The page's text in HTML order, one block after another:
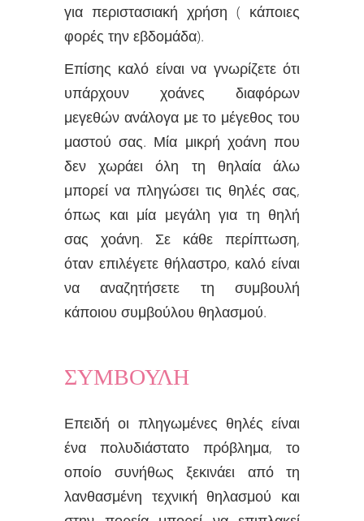
για περιστασιακή χρήση ( κάποιες
φορές την εβδομάδα).
Επίσης καλό είναι να γνωρίζετε ότι
υπάρχουν χοάνες διαφόρων
μεγεθών ανάλογα με το μέγεθος του
μαστού σας. Μία μικρή χοάνη που
δεν χωράει όλη τη θηλαία άλω
μπορεί να πληγώσει τις θηλές σας,
όπως και μία μεγάλη για τη θηλή
σας χοάνη. Σε κάθε περίπτωση,
όταν επιλέγετε θήλαστρο, καλό είναι
να αναζητήσετε τη συμβουλή
κάποιου συμβούλου θηλασμού.
ΣΥΜΒΟΥΛΗ
Επειδή οι πληγωμένες θηλές είναι
ένα πολυδιάστατο πρόβλημα, το
οποίο συνήθως ξεκινάει από τη
λανθασμένη τεχνική θηλασμού και